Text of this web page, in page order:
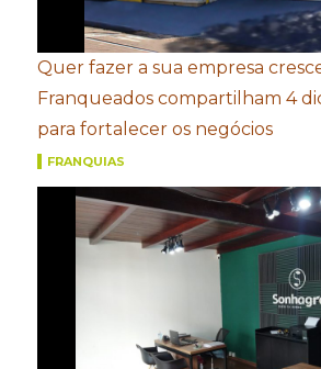
Quer fazer a sua empresa
Franqueados compartilham 4
para fortalecer os negócios
FRANQUIAS